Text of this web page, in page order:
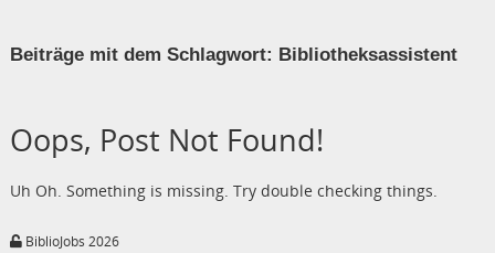
Beiträge mit dem Schlagwort: Bibliotheksassistent
Oops, Post Not Found!
Uh Oh. Something is missing. Try double checking things.
BiblioJobs 2026